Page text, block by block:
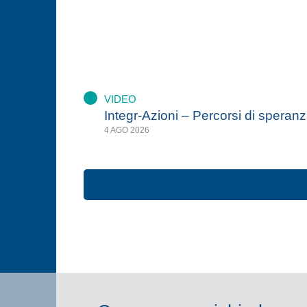
VIDEO
Integr-Azioni – Percorsi di
4 AGO 2026